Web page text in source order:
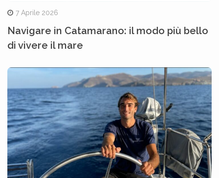
7 Aprile 2026
Navigare in Catamarano: il modo più bello
di vivere il mare